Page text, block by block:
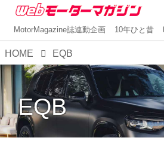
MotorMagazine誌連動企画 10年ひと昔
HOME EQB
EQB